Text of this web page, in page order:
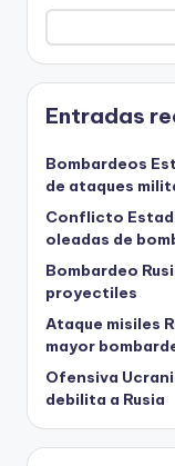
Entradas
Bombardeos
de ataques
Conflicto
oleadas de
Bombardeo
proyectiles
Ataque misiles
mayor
Ofensiva
debilita a Rusia